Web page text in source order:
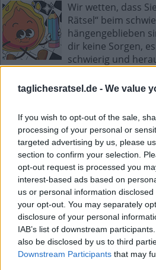
taglichesratsel.de - We value
If you wish to opt-out of the sale,
processing of your personal or
targeted advertising by us, please
section to confirm your selection.
opt-out request is processed you
interest-based ads based on
us or personal information
your opt-out. You may separately
disclosure of your personal
IAB’s list of downstream
also be disclosed by us to third
Downstream Participants that may
Wir wetten, dass
Rätsel“ beim
hängengeblieben
dir keine Sorgen,
schwierig und
Website erstellt, um Ihnen bei
Hinweise sind ziemlich schwierig,
entschieden, alle Antworten zu
Dies ist ein unterhaltsames
jeden Tag einem neuen
Hunderte von Rätseln direkt auf
Spielen oder wiederholen Sie
und wo Sie möchten! Trainieren
Sie jeden Tag brillante
Meister im Kreuzworträtsel-
Menge Spaß – und das alles
Hashtag